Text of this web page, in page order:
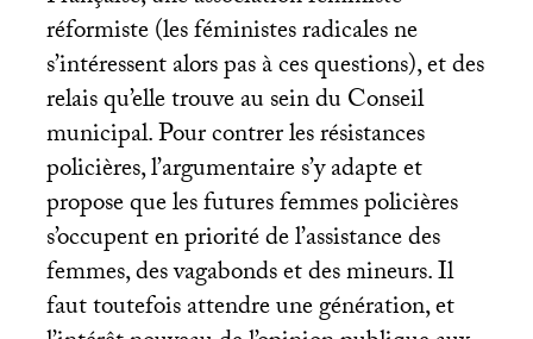
réformiste (les féministes radicales ne
s’intéressent alors pas à ces questions), et des
relais qu’elle trouve au sein du Conseil
municipal. Pour contrer les résistances
policières, l’argumentaire s’y adapte et
propose que les futures femmes policières
s’occupent en priorité de l’assistance des
femmes, des vagabonds et des mineurs. Il
faut toutefois attendre une génération, et